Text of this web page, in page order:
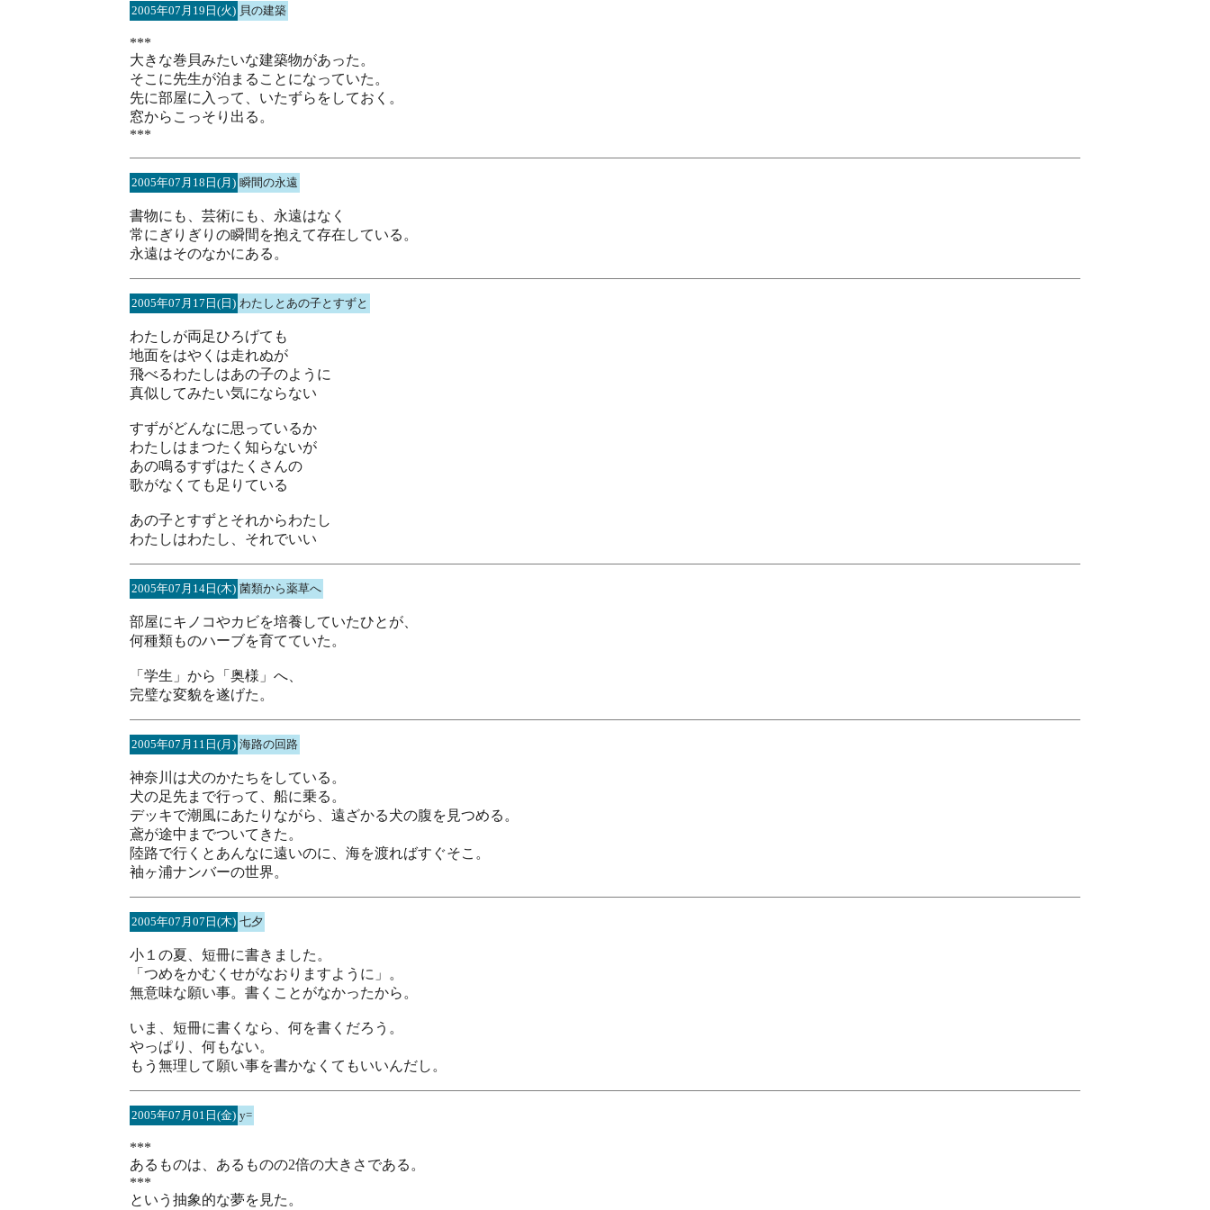
2005年07月19日(火) 貝の建築
***
大きな巻貝みたいな建築物があった。
そこに先生が泊まることになっていた。
先に部屋に入って、いたずらをしておく。
窓からこっそり出る。
***
2005年07月18日(月) 瞬間の永遠
書物にも、芸術にも、永遠はなく
常にぎりぎりの瞬間を抱えて存在している。
永遠はそのなかにある。
2005年07月17日(日) わたしとあの子とすずと
わたしが両足ひろげても
地面をはやくは走れぬが
飛べるわたしはあの子のように
真似してみたい気にならない
すずがどんなに思っているか
わたしはまつたく知らないが
あの鳴るすずはたくさんの
歌がなくても足りている
あの子とすずとそれからわたし
わたしはわたし、それでいい
2005年07月14日(木) 菌類から薬草へ
部屋にキノコやカビを培養していたひとが、
何種類ものハーブを育てていた。
「学生」から「奥様」へ、
完璧な変貌を遂げた。
2005年07月11日(月) 海路の回路
神奈川は犬のかたちをしている。
犬の足先まで行って、船に乗る。
デッキで潮風にあたりながら、遠ざかる犬の腹を見つめる。
鳶が途中までついてきた。
陸路で行くとあんなに遠いのに、海を渡ればすぐそこ。
袖ヶ浦ナンバーの世界。
2005年07月07日(木) 七夕
小１の夏、短冊に書きました。
「つめをかむくせがなおりますように」。
無意味な願い事。書くことがなかったから。
いま、短冊に書くなら、何を書くだろう。
やっぱり、何もない。
もう無理して願い事を書かなくてもいいんだし。
2005年07月01日(金) y=
***
あるものは、あるものの2倍の大きさである。
***
という抽象的な夢を見た。